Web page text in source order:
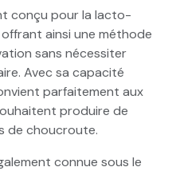
conçu pour la lacto-
ainsi une méthode
sans nécessiter
Avec sa capacité
parfaitement aux
produire de
de choucroute.
connue sous le